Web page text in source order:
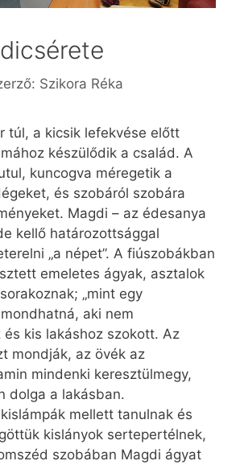
Szikora Réka
túl, a kicsik lefekvése előtt
készülődik a család. A
kuncogva méregetik a
és szobáról szobára
Magdi – az édesanya
kellő határozottsággal
„a népet”. A fiúszobákban
emeletes ágyak, asztalok
„mint egy
aki nem
és kis lakáshoz szokott. Az
mondják, az övék az
mindenki keresztülmegy,
dolga a lakásban.
mellett tanulnak és
kislányok sertepertélnek,
szobában Magdi ágyat